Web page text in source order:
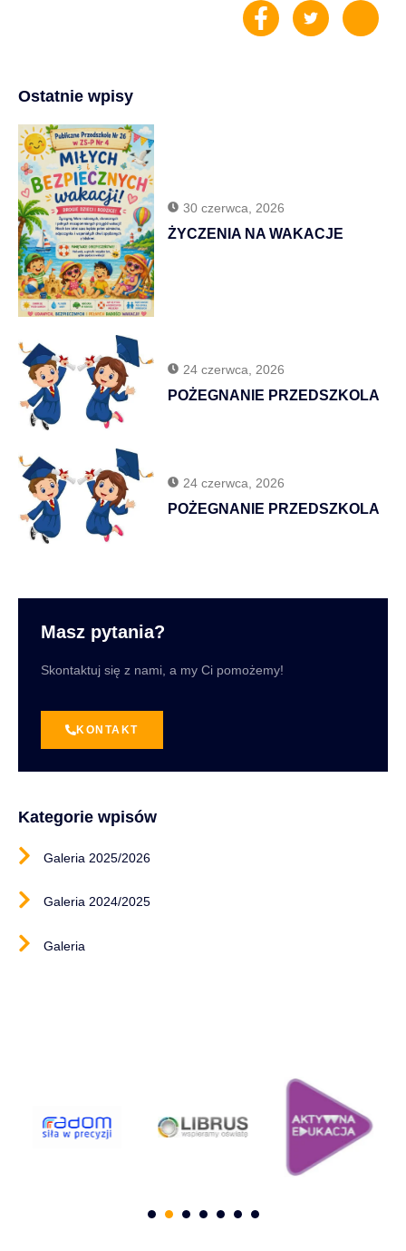
Ostatnie wpisy
30 czerwca, 2026
ŻYCZENIA NA WAKACJE
24 czerwca, 2026
POŻEGNANIE PRZEDSZKOLA
24 czerwca, 2026
POŻEGNANIE PRZEDSZKOLA
Masz pytania?
Skontaktuj się z nami, a my Ci pomożemy!
KONTAKT
Kategorie wpisów
Galeria 2025/2026
Galeria 2024/2025
Galeria